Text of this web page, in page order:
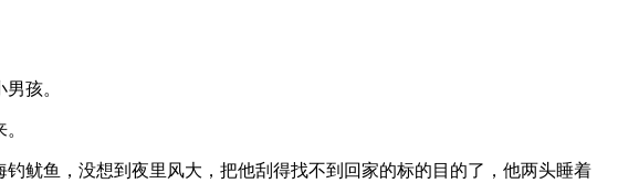
孩。
鱼，没想到夜里风大，把他刮得找不到回家的标的目的了，他两头睡着